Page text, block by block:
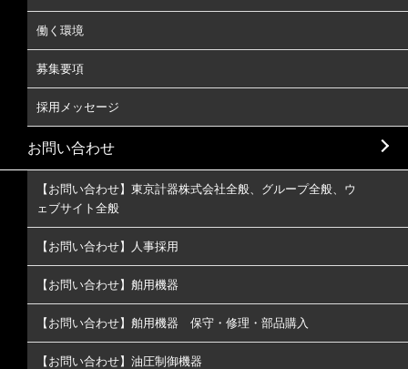
働く環境
募集要項
採用メッセージ
お問い合わせ
【お問い合わせ】東京計器株式会社全般、グループ全般、ウ
ェブサイト全般
【お問い合わせ】人事採用
【お問い合わせ】舶用機器
【お問い合わせ】舶用機器 保守・修理・部品購入
【お問い合わせ】油圧制御機器